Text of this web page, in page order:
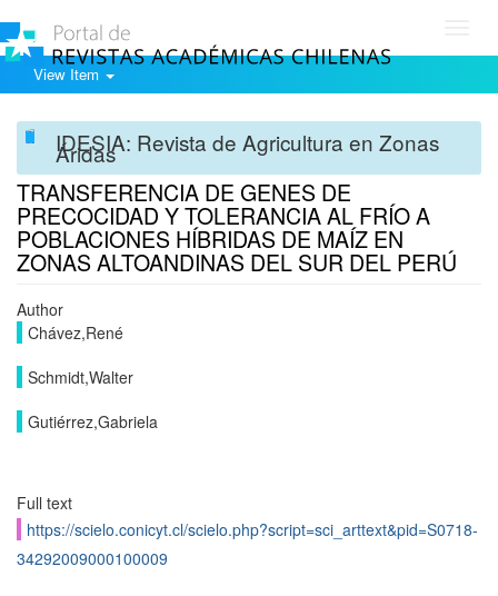
View Item
IDESIA: Revista de Agricultura en Zonas
Áridas
TRANSFERENCIA DE GENES DE
PRECOCIDAD Y TOLERANCIA AL FRÍO A
POBLACIONES HÍBRIDAS DE MAÍZ EN
ZONAS ALTOANDINAS DEL SUR DEL PERÚ
Author
Chávez,René
Schmidt,Walter
Gutiérrez,Gabriela
Full text
https://scielo.conicyt.cl/scielo.php?script=sci_arttext&pid=S0718-
34292009000100009